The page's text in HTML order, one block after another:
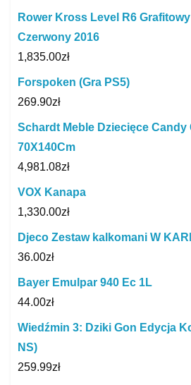
Rower Kross Level R6
Czerwony 2016
1,835.00zł
Forspoken (Gra PS5)
269.90zł
Schardt Meble Dziecięce Candy
70X140Cm
4,981.08zł
VOX Kanapa
1,330.00zł
Djeco Zestaw kalkomani W
36.00zł
Bayer Emulpar 940 Ec 1L
44.00zł
Wiedźmin 3: Dziki Gon Edycja
NS)
259.99zł